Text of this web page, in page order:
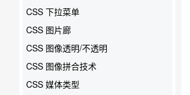
CSS 下拉菜单
CSS 图片廊
CSS 图像透明/不透明
CSS 图像拼合技术
CSS 媒体类型